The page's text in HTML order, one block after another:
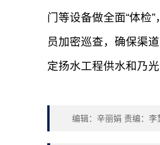
门等设备做全面“体检
员加密巡查，确保渠
定扬水工程供水和乃
编辑：辛丽娟 责编：李